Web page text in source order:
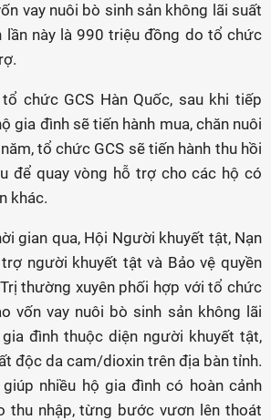
vay nuôi bò sinh sản không lãi suất
này là 990 triệu đồng do tổ chức
chức GCS Hàn Quốc, sau khi tiếp
gia đình sẽ tiến hành mua, chăn nuôi
tổ chức GCS sẽ tiến hành thu hồi
để quay vòng hỗ trợ cho các hộ có
khác.
gian qua, Hội Người khuyết tật, Nạn
người khuyết tật và Bảo vệ quyền
thường xuyên phối hợp với tổ chức
vốn vay nuôi bò sinh sản không lãi
đình thuộc diện người khuyết tật,
độc da cam/dioxin trên địa bàn tỉnh.
nhiều hộ gia đình có hoàn cảnh
thu nhập, từng bước vươn lên thoát